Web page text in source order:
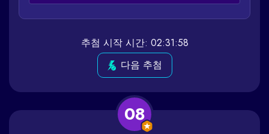
추첨 시작 시간: 02:31:58
다음 추첨
08